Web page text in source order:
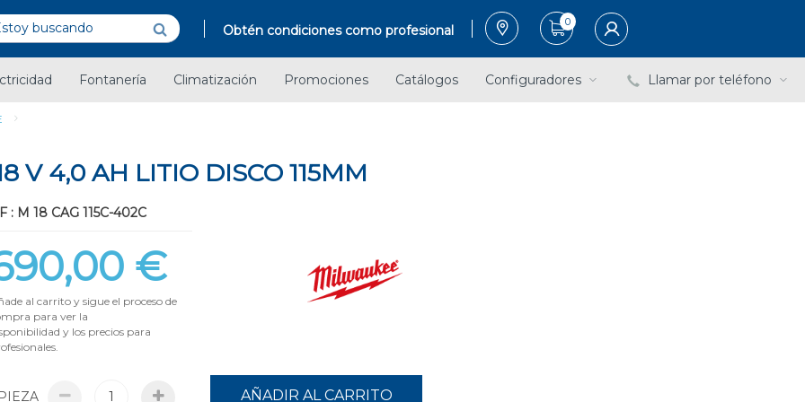
Obtén condiciones como profesional
0
Fontanería Climatización Promociones Catálogos Configuradores Llamar por teléfono
V 4,0 AH LITIO DISCO 115MM
: M 18 CAG 115C-402C
€
al carrito y sigue el proceso de
para ver la
y los precios para
PIEZA AÑADIR AL CARRITO